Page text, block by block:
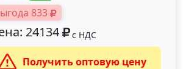
833
24134 с НДС
Получить оптовую цену